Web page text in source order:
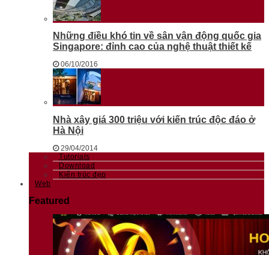
Những điều khó tin về sân vận động quốc gia
Singapore: đỉnh cao của nghệ thuật thiết kế
06/10/2016
Nhà xây giá 300 triệu với kiến trúc độc đáo ở
Hà Nội
29/04/2014
Tutorials
Download
Kiến trúc đẹp
Web
Featured